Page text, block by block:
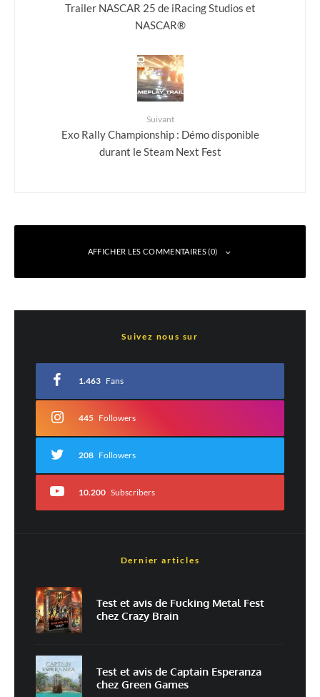
Trailer NASCAR 25 de iRacing Studios et
NASCAR®
Suivant
Exo Rally Championship : Démo disponible
durant le Steam Next Fest
AFFICHER LES COMMENTAIRES (0)
*
Commentaire*
E-mail*
Enregistrer mon nom, mon e-mail et mon site dans le navigateur pour
Suivez nous sur
1.463 Fans
445 Followers
208 Followers
10.200 Subscribers
Dernier articles
Test et avis de Fucking Metal Fest
chez Crazy Brain
Test et avis de Captain Esperanza
chez Green Games